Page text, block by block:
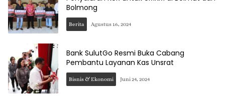
Bolmong
Berita Agustus 16, 2024
Bank SulutGo Resmi Buka Cabang
Pembantu Layanan Kas Unsrat
Bisnis & Ekonomi Juni 24, 2024